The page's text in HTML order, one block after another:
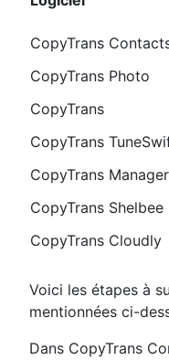
CopyTrans
CopyTrans Photo
CopyTrans
CopyTrans
CopyTrans Manager
CopyTrans Shelbee
CopyTrans Cloudly
Voici les étapes à
mentionnées ci-
Dans CopyTrans